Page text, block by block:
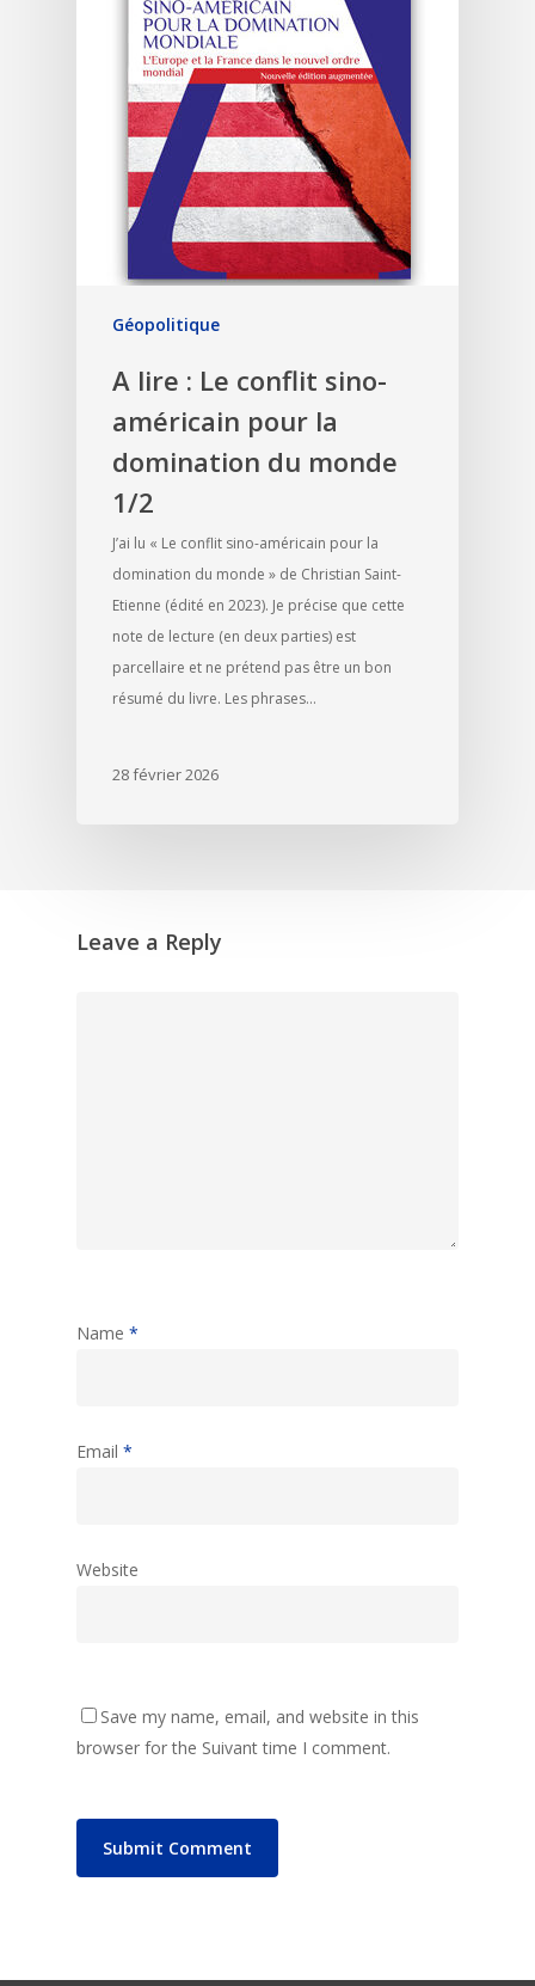
Géopolitique
A lire : Le conflit sino-
américain pour la
domination du monde
1/2
J’ai lu « Le conflit sino-américain pour la
domination du monde » de Christian Saint-
Etienne (édité en 2023). Je précise que cette
note de lecture (en deux parties) est
parcellaire et ne prétend pas être un bon
résumé du livre. Les phrases…
28 février 2026
Leave a Reply
Name *
Email *
Website
Save my name, email, and website in this
browser for the Suivant time I comment.